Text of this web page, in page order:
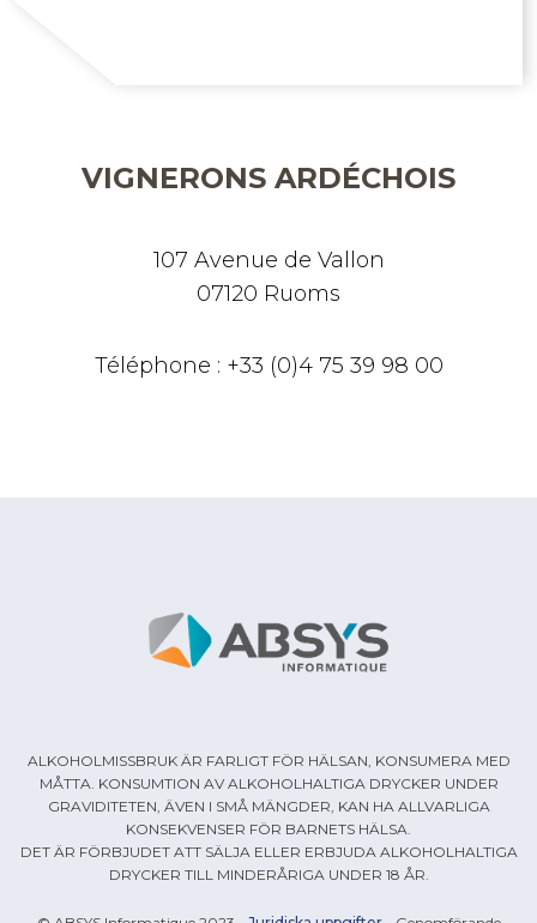
VIGNERONS ARDÉCHOIS
107 Avenue de Vallon
07120 Ruoms
Téléphone : +33 (0)4 75 39 98 00
ALKOHOLMISSBRUK ÄR FARLIGT FÖR HÄLSAN, KONSUMERA MED
MÅTTA. KONSUMTION AV ALKOHOLHALTIGA DRYCKER UNDER
GRAVIDITETEN, ÄVEN I SMÅ MÄNGDER, KAN HA ALLVARLIGA
KONSEKVENSER FÖR BARNETS HÄLSA.
DET ÄR FÖRBJUDET ATT SÄLJA ELLER ERBJUDA ALKOHOLHALTIGA
DRYCKER TILL MINDERÅRIGA UNDER 18 ÅR.